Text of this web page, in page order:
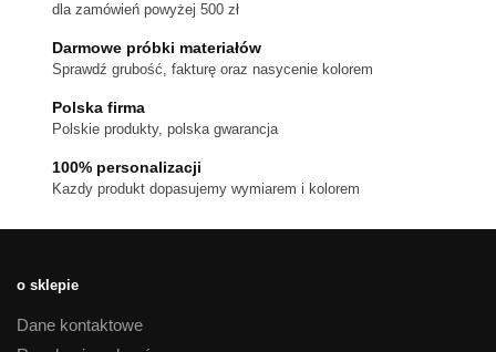
stronie
produktu
dla zamówień powyżej 500 zł
Darmowe próbki materiałów
Sprawdź grubość, fakturę oraz nasycenie kolorem
Polska firma
Polskie produkty, polska gwarancja
100% personalizacji
Kazdy produkt dopasujemy wymiarem i kolorem
o sklepie
Dane kontaktowe